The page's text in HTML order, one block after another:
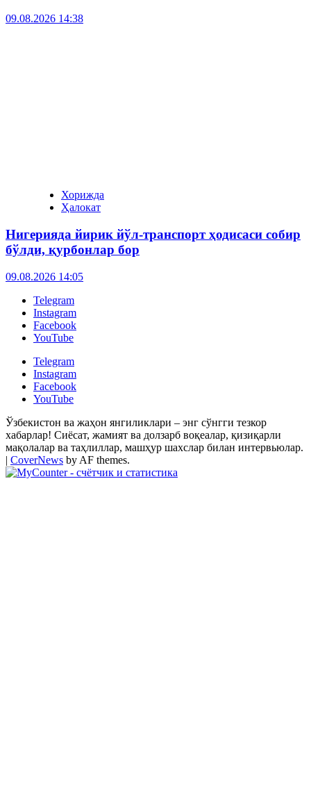
09.08.2026 14:38
Хорижда
Ҳалокат
Нигерияда йирик йўл-транспорт ҳодисаси собир
бўлди, қурбонлар бор
09.08.2026 14:05
Telegram
Instagram
Facebook
YouTube
Telegram
Instagram
Facebook
YouTube
Ўзбекистон ва жаҳон янгиликлари – энг сўнгги тезкор
хабарлар! Сиёсат, жамият ва долзарб воқеалар, қизиқарли
мақолалар ва таҳлиллар, машҳур шахслар билан интервьюлар.
| CoverNews by AF themes.